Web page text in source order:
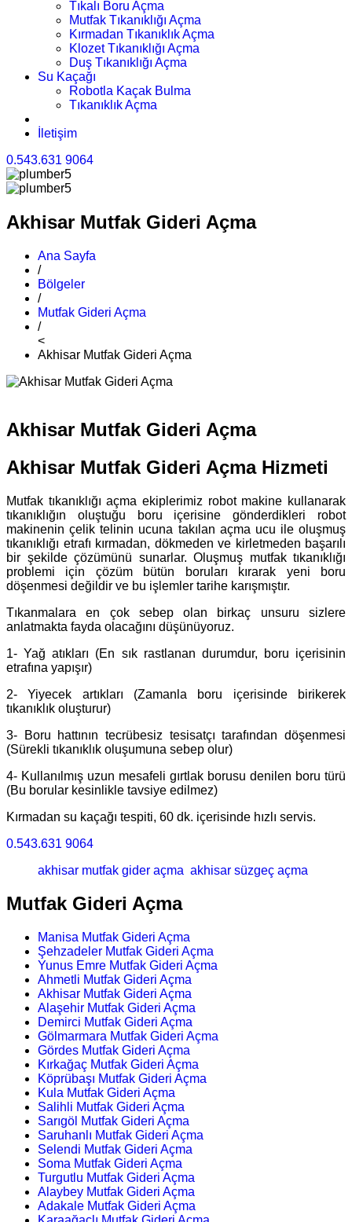
Tıkalı Boru Açma
Mutfak Tıkanıklığı Açma
Kırmadan Tıkanıklık Açma
Klozet Tıkanıklığı Açma
Duş Tıkanıklığı Açma
Su Kaçağı
Robotla Kaçak Bulma
Tıkanıklık Açma
İletişim
0.543.631 9064
Akhisar Mutfak Gideri Açma
Ana Sayfa
/
Bölgeler
/
Mutfak Gideri Açma
/
<
Akhisar Mutfak Gideri Açma
Akhisar Mutfak Gideri Açma
Akhisar Mutfak Gideri Açma Hizmeti
Mutfak tıkanıklığı açma ekiplerimiz robot makine kullanarak
tıkanıklığın oluştuğu boru içerisine gönderdikleri robot
makinenin çelik telinin ucuna takılan açma ucu ile oluşmuş
tıkanıklığı etrafı kırmadan, dökmeden ve kirletmeden başarılı
bir şekilde çözümünü sunarlar. Oluşmuş mutfak tıkanıklığı
problemi için çözüm bütün boruları kırarak yeni boru
döşenmesi değildir ve bu işlemler tarihe karışmıştır.
Tıkanmalara en çok sebep olan birkaç unsuru sizlere
anlatmakta fayda olacağını düşünüyoruz.
1- Yağ atıkları (En sık rastlanan durumdur, boru içerisinin
etrafına yapışır)
2- Yiyecek artıkları (Zamanla boru içerisinde birikerek
tıkanıklık oluşturur)
3- Boru hattının tecrübesiz tesisatçı tarafından döşenmesi
(Sürekli tıkanıklık oluşumuna sebep olur)
4- Kullanılmış uzun mesafeli gırtlak borusu denilen boru türü
(Bu borular kesinlikle tavsiye edilmez)
Kırmadan su kaçağı tespiti, 60 dk. içerisinde hızlı servis.
0.543.631 9064
akhisar mutfak gider açma akhisar süzgeç açma
Mutfak Gideri Açma
Manisa Mutfak Gideri Açma
Şehzadeler Mutfak Gideri Açma
Yunus Emre Mutfak Gideri Açma
Ahmetli Mutfak Gideri Açma
Akhisar Mutfak Gideri Açma
Alaşehir Mutfak Gideri Açma
Demirci Mutfak Gideri Açma
Gölmarmara Mutfak Gideri Açma
Gördes Mutfak Gideri Açma
Kırkağaç Mutfak Gideri Açma
Köprübaşı Mutfak Gideri Açma
Kula Mutfak Gideri Açma
Salihli Mutfak Gideri Açma
Sarıgöl Mutfak Gideri Açma
Saruhanlı Mutfak Gideri Açma
Selendi Mutfak Gideri Açma
Soma Mutfak Gideri Açma
Turgutlu Mutfak Gideri Açma
Alaybey Mutfak Gideri Açma
Adakale Mutfak Gideri Açma